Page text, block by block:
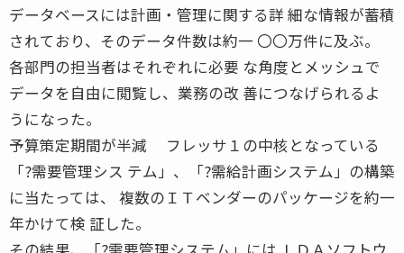
データベースには計画・管理に関する詳 細な情報が蓄積
されており、そのデータ件数は約一 〇〇万件に及ぶ。
各部門の担当者はそれぞれに必要 な角度とメッシュで
データを自由に閲覧し、業務の改 善につなげられるよ
うになった。
予算策定期間が半減 フレッサ１の中核となっている
「?需要管理シス テム」、「?需給計画システム」の構築
に当たっては、 複数のＩＴベンダーのパッケージを約一
年かけて検 証した。